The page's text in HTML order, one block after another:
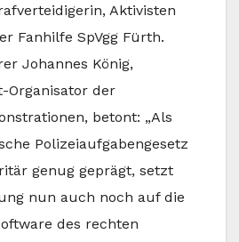
Aktivisten
Fanhilfe SpVgg Fürth.
Johannes König,
Organisator der
betont: „Als
Polizeiaufgabengesetz
genug geprägt, setzt
nun auch noch auf die
des rechten